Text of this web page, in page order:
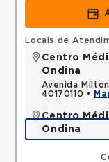
Locais de
Centro
Ondina
Avenida
40170110 •
Centro
Ondina
Avenida